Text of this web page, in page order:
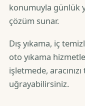
konumuyla günlük
çözüm sunar.
Dış yıkama, iç
oto yıkama
işletmede,
uğrayabilirsiniz.